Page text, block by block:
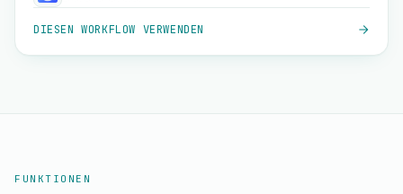
DIESEN WORKFLOW VERWENDEN
FUNKTIONEN